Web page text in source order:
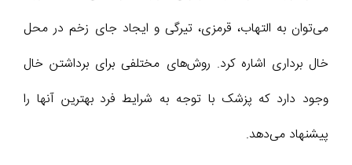
می‌توان به التهاب، قرمزی، تیرگی و ایجاد جای زخم در محل
خال برداری اشاره کرد. روش‌های مختلفی برای برداشتن خال
وجود دارد که پزشک با توجه به شرایط فرد بهترین آنها را
پیشنهاد می‌دهد.